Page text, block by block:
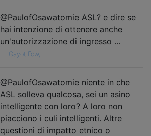
@PaulofOsawatomie ASL? e dire se
hai intenzione di ottenere anche
un'autorizzazione di ingresso ...
Gayot Fow,
@PaulofOsawatomie niente in che
ASL solleva qualcosa, sei un asino
intelligente con loro? A loro non
piacciono i culi intelligenti. Altre
questioni di impatto etnico o